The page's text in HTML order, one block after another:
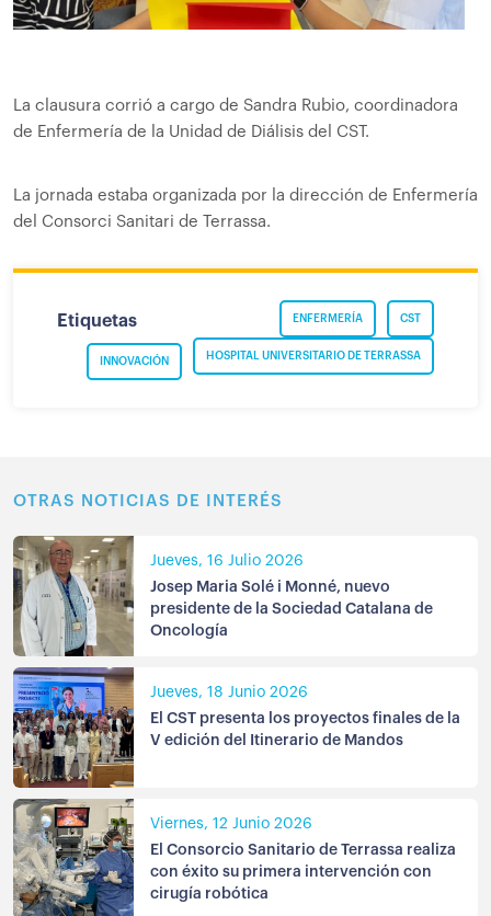
La clausura corrió a cargo de Sandra Rubio, coordinadora
de Enfermería de la Unidad de Diálisis del CST.
La jornada estaba organizada por la dirección de Enfermería
del Consorci Sanitari de Terrassa.
Etiquetas CST
ENFERMERÍA
HOSPITAL UNIVERSITARIO DE TERRASSA
INNOVACIÓN
OTRAS NOTICIAS DE INTERÉS
Jueves, 16 Julio 2026
Josep Maria Solé i Monné, nuevo
presidente de la Sociedad Catalana de
Oncología
Jueves, 18 Junio 2026
El CST presenta los proyectos finales de la
V edición del Itinerario de Mandos
Viernes, 12 Junio 2026
El Consorcio Sanitario de Terrassa realiza
con éxito su primera intervención con
cirugía robótica